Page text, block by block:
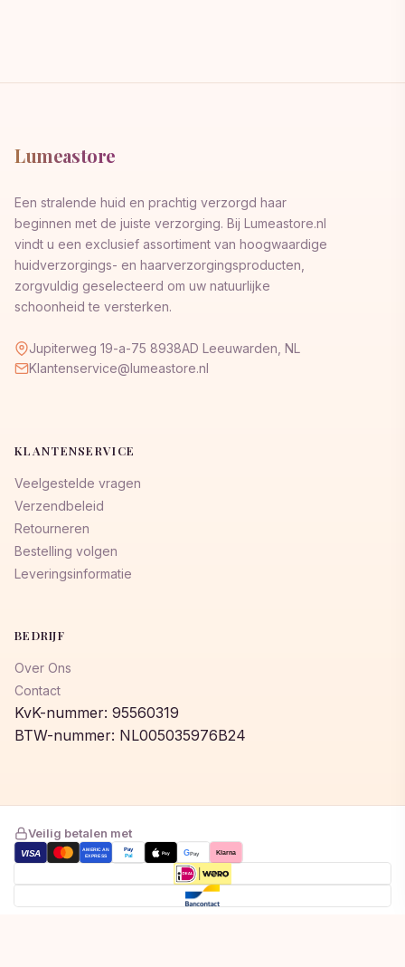
Lumeastore
Een stralende huid en prachtig verzorgd haar
beginnen met de juiste verzorging. Bij Lumeastore.nl
vindt u een exclusief assortiment van hoogwaardige
huidverzorgings- en haarverzorgingsproducten,
zorgvuldig geselecteerd om uw natuurlijke
schoonheid te versterken.
Jupiterweg 19-a-75 8938AD Leeuwarden, NL
Klantenservice@lumeastore.nl
KLANTENSERVICE
Veelgestelde vragen
Verzendbeleid
Retourneren
Bestelling volgen
Leveringsinformatie
BEDRIJF
Over Ons
Contact
KvK-nummer: 95560319
BTW-nummer: NL005035976B24
Veilig betalen met
VISA
AMERICAN
EXPRESS
Pay
Pal Pay GPay Klarna